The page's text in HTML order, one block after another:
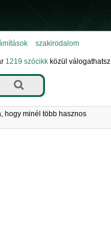
szakirodalom
1219 szócikkközül válogathatsz.
hogy minél több hasznos